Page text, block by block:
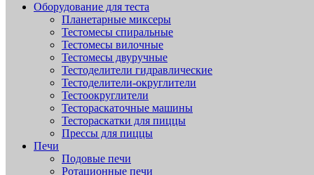
Оборудование для теста
Планетарные миксеры
Тестомесы спиральные
Тестомесы вилочные
Тестомесы двуручные
Тестоделители гидравлические
Тестоделители-округлители
Тестоокруглители
Тестораскаточные машины
Тестораскатки для пиццы
Прессы для пиццы
Печи
Подовые печи
Ротационные печи